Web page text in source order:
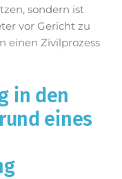
sondern ist
vor Gericht zu
einen Zivilprozess
in den
eines